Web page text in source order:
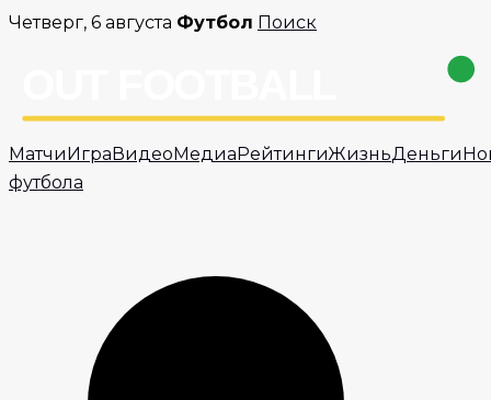
Перейти
Четверг, 6 августа Футбол Поиск
Матчи Игра Видео Медиа РейтингиЖизньДеньги
футбола